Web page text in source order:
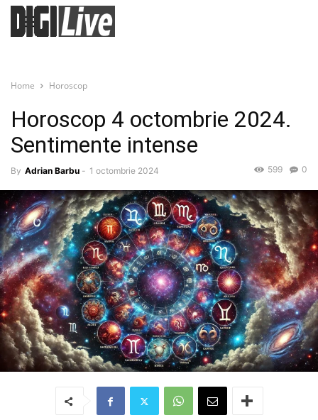
Home Horoscop
Horoscop 4 octombrie 2024.
Sentimente intense
By Adrian Barbu - 1 octombrie 2024 0
599